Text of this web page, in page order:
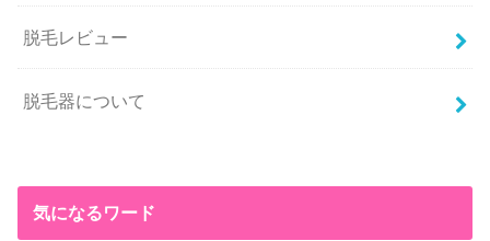
脱毛レビュー
脱毛器について
気になるワード